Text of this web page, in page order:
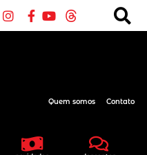
Quem somos Contato